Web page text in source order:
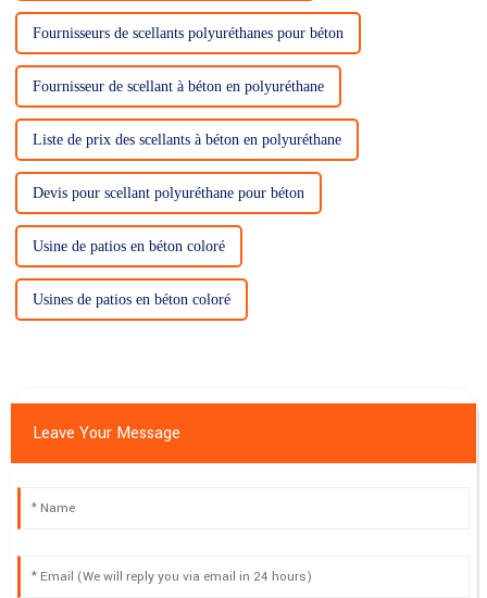
Fournisseurs de scellants polyuréthanes pour béton
Fournisseur de scellant à béton en polyuréthane
Liste de prix des scellants à béton en polyuréthane
Devis pour scellant polyuréthane pour béton
Usine de patios en béton coloré
Usines de patios en béton coloré
Leave Your Message